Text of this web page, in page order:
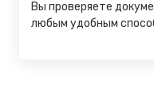
Вы проверяете
любым удобным